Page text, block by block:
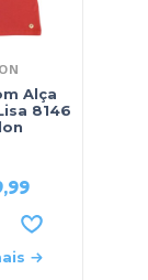
Alça
8146